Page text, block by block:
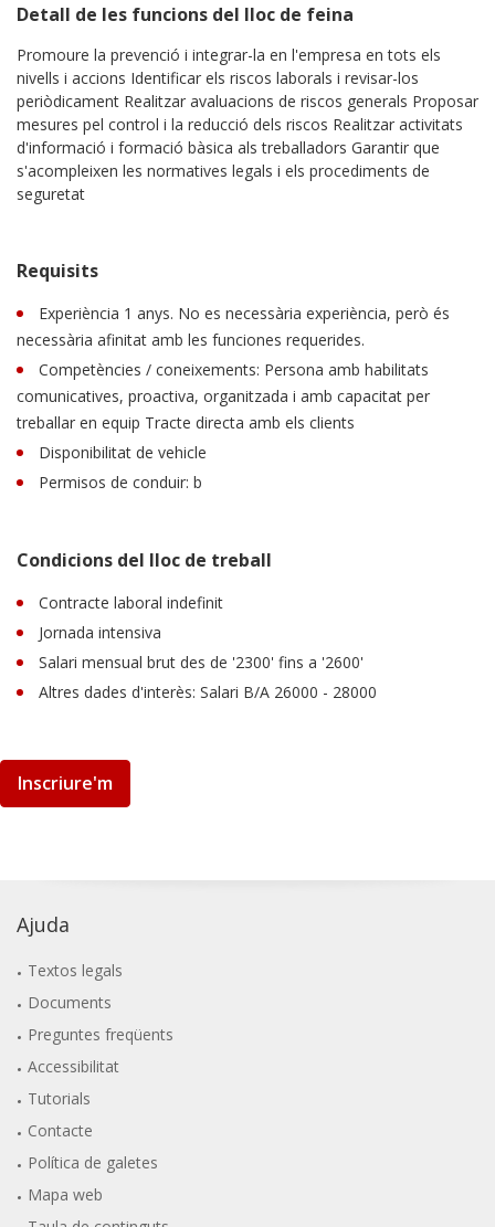
Detall de les funcions del lloc de feina
Promoure la prevenció i integrar-la en l'empresa en tots els
nivells i accions Identificar els riscos laborals i revisar-los
periòdicament Realitzar avaluacions de riscos generals Proposar
mesures pel control i la reducció dels riscos Realitzar activitats
d'informació i formació bàsica als treballadors Garantir que
s'acompleixen les normatives legals i els procediments de
seguretat
Requisits
Experiència 1 anys. No es necessària experiència, però és
necessària afinitat amb les funciones requerides.
Competències / coneixements: Persona amb habilitats
comunicatives, proactiva, organitzada i amb capacitat per
treballar en equip Tracte directa amb els clients
Disponibilitat de vehicle
Permisos de conduir: b
Condicions del lloc de treball
Contracte laboral indefinit
Jornada intensiva
Salari mensual brut des de '2300' fins a '2600'
Altres dades d'interès: Salari B/A 26000 - 28000
Inscriure'm
Ajuda
Textos legals
Documents
Preguntes freqüents
Accessibilitat
Tutorials
Contacte
Política de galetes
Mapa web